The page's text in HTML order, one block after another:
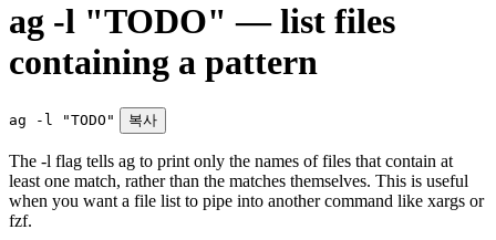
ag -l "TODO" — list files
containing a pattern
ag -l "TODO" 복사
The -l flag tells ag to print only the names of files that contain at
least one match, rather than the matches themselves. This is useful
when you want a file list to pipe into another command like xargs or
fzf.